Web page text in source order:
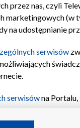
nas, czyli
marketingowych (w
na udostępnianie
serwisów
serwisówna
na urządzeniu